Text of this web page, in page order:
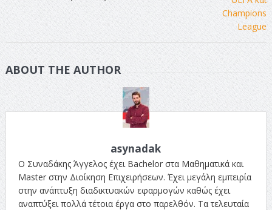
ABOUT THE AUTHOR
asynadak
Ο Συναδάκης Άγγελος έχει Bachelor στα Μαθηματικά και
Master στην Διοίκηση Επιχειρήσεων. Έχει μεγάλη εμπειρία
στην ανάπτυξη διαδικτυακών εφαρμογών καθώς έχει
αναπτύξει πολλά τέτοια έργα στο παρελθόν. Τα τελευταία